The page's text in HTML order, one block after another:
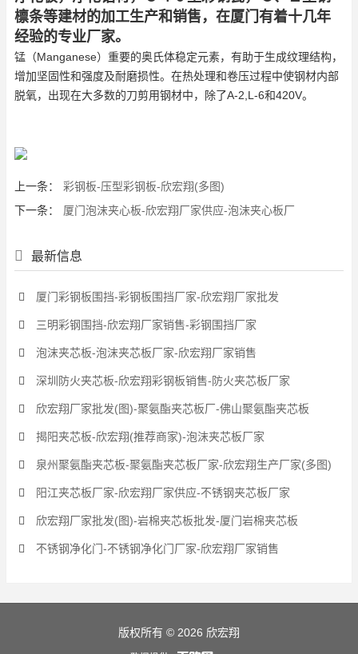
檩条等建材的加工生产和销售，在厦门有着十几年
经验的专业厂家。
锰（Manganese）重要的奥氏体稳定元素，有助于生成纹理结构，
增加坚固性和强度及耐磨损性。在热处理和卷压过程中使钢材内部
脱氧，出现在大多数的刀剪用钢材中，除了A-2,L-6和420V。
上一条：
彩钢板-压型彩钢板-欣宏翔(多图)
下一条：
厦门泡沫夹心板-欣宏翔厂家供应-泡沫夹心板厂
最新信息
厦门彩钢板围挡-彩钢板围挡厂家-欣宏翔厂家批发
三明彩钢围挡-欣宏翔厂家销售-彩钢围挡厂家
泡沫夹芯板-泡沫夹芯板厂家-欣宏翔厂家销售
深圳防火夹芯板-欣宏翔彩钢板销售-防火夹芯板厂家
欣宏翔厂家批发(图)-聚氨酯夹芯板厂-佛山聚氨酯夹芯板
揭阳夹芯板-欣宏翔(推荐商家)-泡沫夹芯板厂家
泉州聚氨酯夹芯板-聚氨酯夹芯板厂家-欣宏翔生产厂家(多图)
阳江夹芯板厂家-欣宏翔厂家供应-不锈钢夹芯板厂家
欣宏翔厂家批发(图)-岩棉夹芯板批发-厦门岩棉夹芯板
不锈钢净化门-不锈钢净化门厂家-欣宏翔厂家销售
版权所有 © 2026 欣宏翔